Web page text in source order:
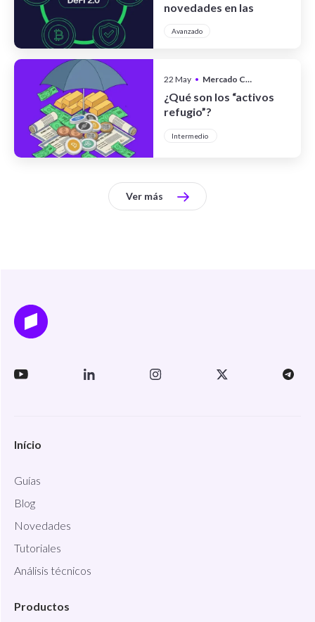
novedades en las
descentralizadas
Avanzado
22 May • Mercado Cripto
¿Qué son los “activos
refugio”?
Intermedio
Ver más
Início
Guías
Blog
Novedades
Tutoriales
Análisis técnicos
Productos